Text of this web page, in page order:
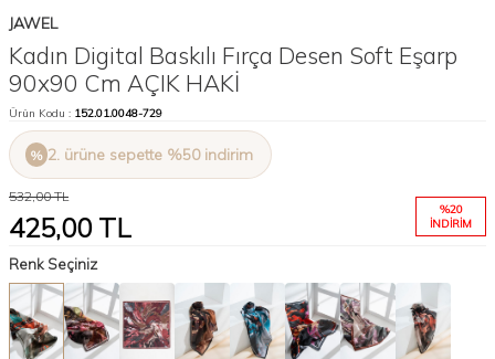
JAWEL
Kadın Digital Baskılı Fırça Desen Soft Eşarp
90x90 Cm AÇIK HAKİ
Ürün Kodu : 152.01.0048-729
2. ürüne sepette %50 indirim
532,00TL
425,00TL
%20
İNDIRIM
Renk Seçiniz